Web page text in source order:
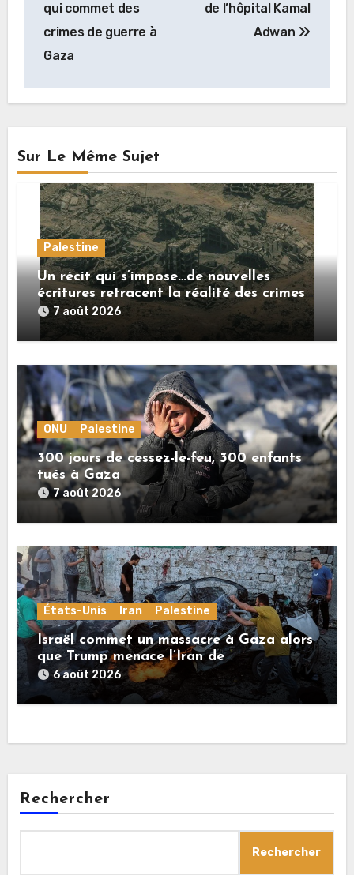
qui commet des
crimes de guerre à
Gaza
de l’hôpital Kamal
Adwan
Sur Le Même Sujet
Palestine
Un récit qui s’impose…de nouvelles
écritures retracent la réalité des crimes
sionistes à Gaza
7 août 2026
ONU Palestine
300 jours de cessez-le-feu, 300 enfants
tués à Gaza
7 août 2026
États-Unis Iran Palestine
Israël commet un massacre à Gaza alors
que Trump menace l’Iran de
«décapitation»
6 août 2026
Rechercher
Rechercher